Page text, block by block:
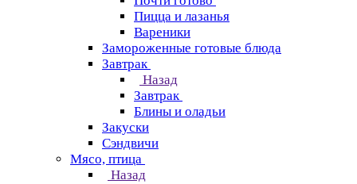
Пицца и лазанья
Вареники
Замороженные готовые блюда
Завтрак
Назад
Завтрак
Блины и оладьи
Закуски
Сэндвичи
Мясо, птица
Назад